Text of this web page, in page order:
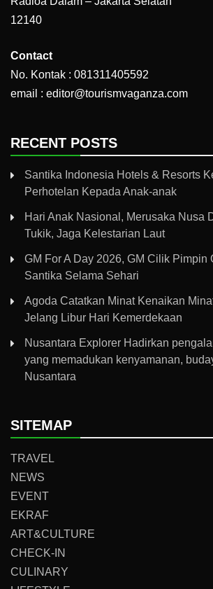
12140
Contact
No. Kontak : 081311405592
email : editor@tourismvaganza.com
RECENT POSTS
Santika Indonesia Hotels & Resorts
Perhotelan Kepada Anak-anak
Hari Anak Nasional, Merusaka Nusa
Tukik, Jaga Kelestarian Laut
GM For A Day 2026, GM Cilik Pimpin
Santika Selama Sehari
Agoda Catatkan Minat Kenaikan
Jelang Libur Hari Kemerdekaan
Nusantara Explorer Hadirkan
yang memadukan kenyamanan,
Nusantara
SITEMAP
TRAVEL
NEWS
EVENT
EKRAF
ART&CULTURE
CHECK-IN
CULINARY